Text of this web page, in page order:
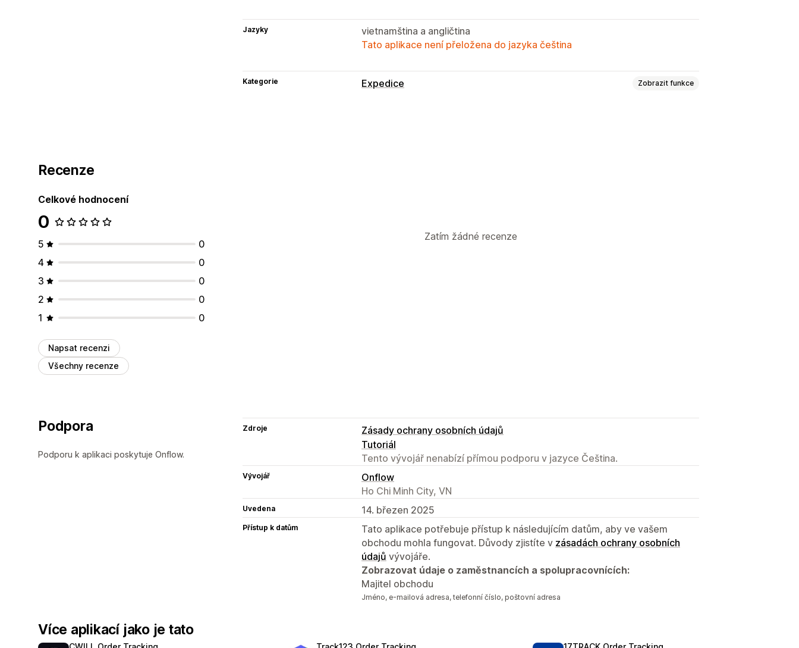
Jazyky
vietnamština a angličtina
Tato aplikace není přeložena do jazyka čeština
Kategorie Expedice Zobrazit funkce
Recenze
Celkové hodnocení
0
5
0
4
0
3
0
2
0
1
0
Napsat recenzi
Všechny recenze
Zatím žádné recenze
Podpora
Podporu k aplikaci poskytuje Onflow.
Zdroje
Zásady ochrany osobních údajů
Tutoriál
Tento vývojář nenabízí přímou podporu v jazyce Čeština.
Vývojář
Onflow
Ho Chi Minh City, VN
Uvedena 14. březen 2025
Přístup k datům
Tato aplikace potřebuje přístup k následujícím datům, aby ve vašem
obchodu mohla fungovat. Důvody zjistíte v zásadách ochrany osobních
údajů vývojáře.
Zobrazovat údaje o zaměstnancích a spolupracovnících:
Majitel obchodu
Jméno, e‑mailová adresa, telefonní číslo, poštovní adresa
Více aplikací jako je tato